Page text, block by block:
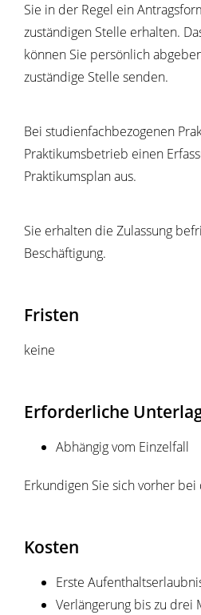
Sie in der Regel ein
zuständigen Stelle erhalten.
können Sie persönlich
zuständige Stelle senden.
Bei studienfachbezogenen
Praktikumsbetrieb einen
Praktikumsplan aus.
Sie erhalten die Zulassung
Beschäftigung.
Fristen
keine
Erforderliche
Abhängig vom Einzelfall
Erkundigen Sie sich vorher
Kosten
Erste
Verlängerung bis zu drei